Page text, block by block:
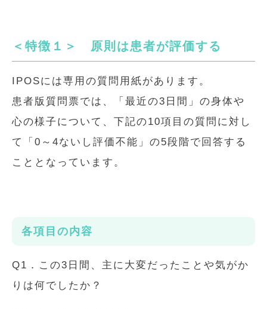
＜特徴１＞ 原則は患者が評価する
IPOSには専用の質問用紙があります。
患者版質問票では、「最近の3日間」の身体や
心の様子について、下記の10項目の質問に対し
て「0～4ないし評価不能」の5段階で回答する
こととなっています。
各項目の内容
Q1．この3日間、主に大変だったことや気がか
りは何でしたか？